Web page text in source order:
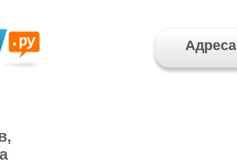
Адреса